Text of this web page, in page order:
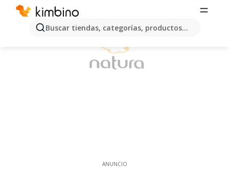
Buscar tiendas, categorías, productos...
ANUNCIO